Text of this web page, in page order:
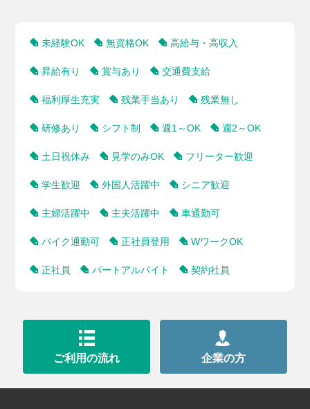
未経験OK 無資格OK 高給与・高収入
昇給有り 賞与あり 交通費支給
福利厚生充実 残業手当あり 残業無し
研修あり シフト制 週1～OK 週2～OK
土日祝休み 見学のみOK フリーター歓迎
学生歓迎 外国人活躍中 シニア歓迎
主婦活躍中 主夫活躍中 車通勤可
バイク通勤可 正社員登用 WワークOK
正社員 パートアルバイト 契約社員
ご利用の流れ 企業の方